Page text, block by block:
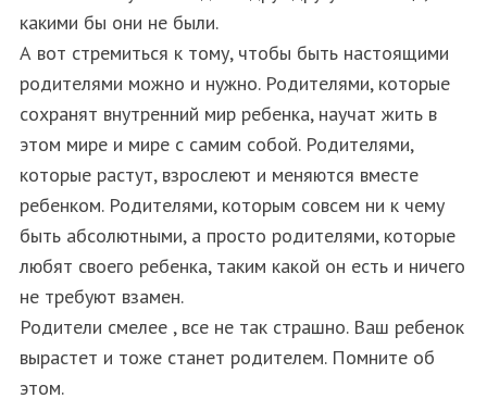
какими бы они не были.
А вот стремиться к тому, чтобы быть настоящими
родителями можно и нужно. Родителями, которые
сохранят внутренний мир ребенка, научат жить в
этом мире и мире с самим собой. Родителями,
которые растут, взрослеют и меняются вместе
ребенком. Родителями, которым совсем ни к чему
быть абсолютными, а просто родителями, которые
любят своего ребенка, таким какой он есть и ничего
не требуют взамен.
Родители смелее , все не так страшно. Ваш ребенок
вырастет и тоже станет родителем. Помните об
этом.